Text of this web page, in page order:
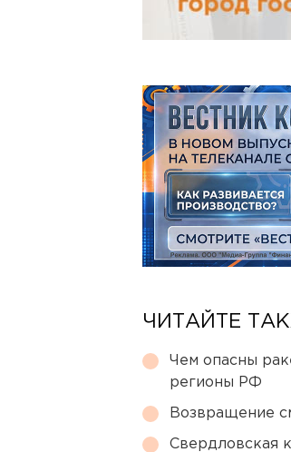
ЧИТАЙТЕ
Чем опасны
регионы РФ
Возвращение
Свердловская